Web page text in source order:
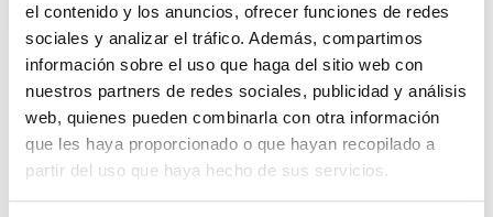
el contenido y los anuncios, ofrecer funciones de redes
sociales y analizar el tráfico. Además, compartimos
información sobre el uso que haga del sitio web con
nuestros partners de redes sociales, publicidad y análisis
web, quienes pueden combinarla con otra información
que les haya proporcionado o que hayan recopilado a
partir del uso que haya hecho de sus servicios.